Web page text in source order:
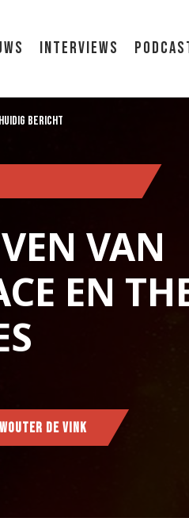
Interviews
Huidig bericht
VAN
EN
Wouter de Vink